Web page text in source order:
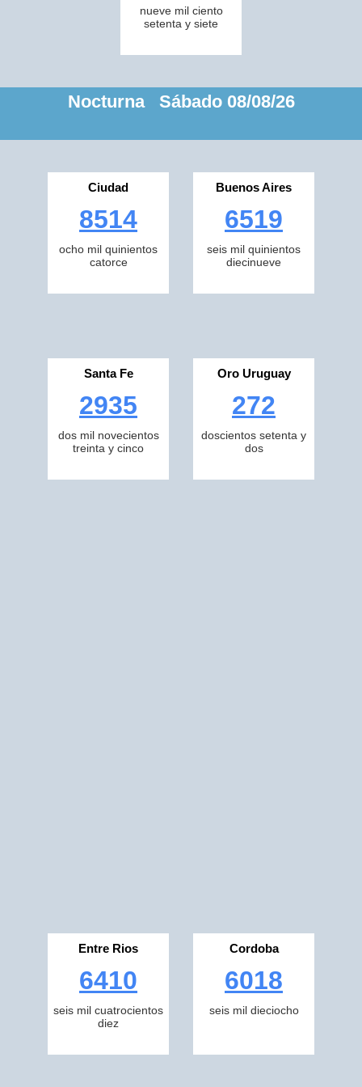
nueve mil ciento
setenta y siete
Nocturna Sábado 08/08/26
Ciudad
8514
ocho mil quinientos
catorce
Buenos Aires
6519
seis mil quinientos
diecinueve
Santa Fe
2935
dos mil novecientos
treinta y cinco
Oro Uruguay
272
doscientos setenta y
dos
Entre Rios
6410
seis mil cuatrocientos
diez
Cordoba
6018
seis mil dieciocho